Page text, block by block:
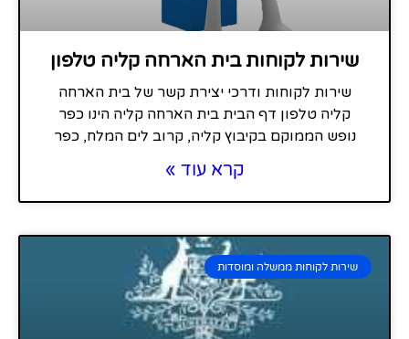
שירות לקוחות בית הארחה קליה טלפון
שירות לקוחות ודרכי יצירת קשר של בית הארחה
קליה טלפון דף הבית בית הארחה קליה הינו כפר
נופש הממוקם בקיבוץ קליה, קרוב לים המלח, כפר
קרא עוד »
שירות לקוחות ממשלה ומוסדות